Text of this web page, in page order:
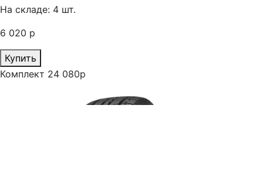
На складе: 4 шт.
6 020 р
Купить
Комплект 24 080р